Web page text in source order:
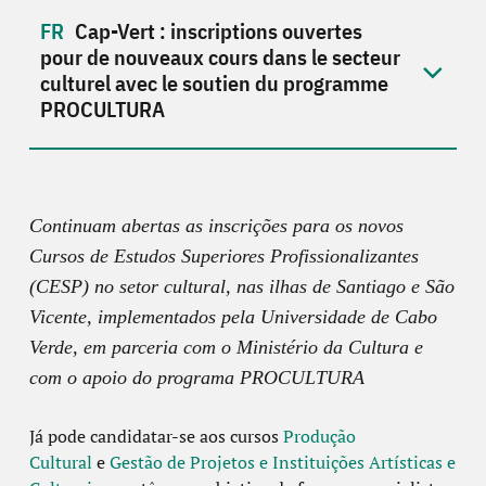
Cap-Vert : inscriptions ouvertes
pour de nouveaux cours dans le secteur
culturel avec le soutien du programme
PROCULTURA
Continuam abertas as inscrições para os novos
Cursos de Estudos Superiores Profissionalizantes
(CESP) no setor cultural, nas ilhas de Santiago e São
Vicente, implementados pela Universidade de Cabo
Verde, em parceria com o Ministério da Cultura e
com o apoio do programa PROCULTURA
Já pode candidatar-se aos cursos Produção
Cultural eGestão de Projetos e Instituições Artísticas e